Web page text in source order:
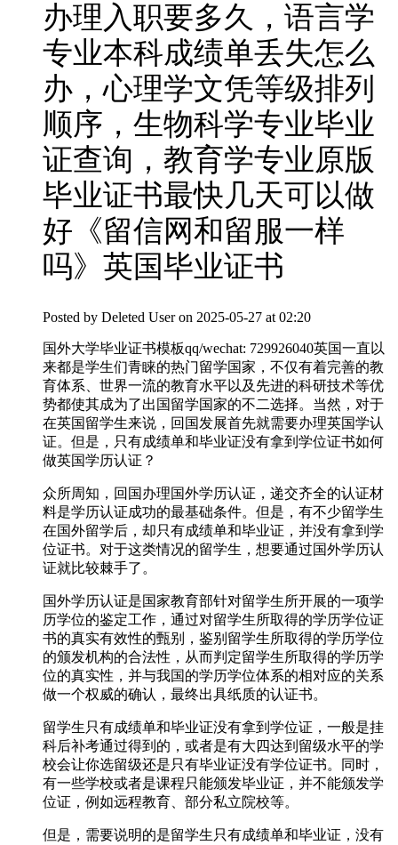
办理入职要多久，语言学
专业本科成绩单丢失怎么
办，心理学文凭等级排列
顺序，生物科学专业毕业
证查询，教育学专业原版
毕业证书最快几天可以做
好《留信网和留服一样
吗》英国毕业证书
Posted by Deleted User on 2025-05-27 at 02:20
国外大学毕业证书模板qq/wechat: 729926040英国一直以
来都是学生们青睐的热门留学国家，不仅有着完善的教
育体系、世界一流的教育水平以及先进的科研技术等优
势都使其成为了出国留学国家的不二选择。当然，对于
在英国留学生来说，回国发展首先就需要办理英国学认
证。但是，只有成绩单和毕业证没有拿到学位证书如何
做英国学历认证？
众所周知，回国办理国外学历认证，递交齐全的认证材
料是学历认证成功的最基础条件。但是，有不少留学生
在国外留学后，却只有成绩单和毕业证，并没有拿到学
位证书。对于这类情况的留学生，想要通过国外学历认
证就比较棘手了。
国外学历认证是国家教育部针对留学生所开展的一项学
历学位的鉴定工作，通过对留学生所取得的学历学位证
书的真实有效性的甄别，鉴别留学生所取得的学历学位
的颁发机构的合法性，从而判定留学生所取得的学历学
位的真实性，并与我国的学历学位体系的相对应的关系
做一个权威的确认，最终出具纸质的认证书。
留学生只有成绩单和毕业证没有拿到学位证，一般是挂
科后补考通过得到的，或者是有大四达到留级水平的学
校会让你选留级还是只有毕业证没有学位证书。同时，
有一些学校或者是课程只能颁发毕业证，并不能颁发学
位证，例如远程教育、部分私立院校等。
但是，需要说明的是留学生只有成绩单和毕业证，没有